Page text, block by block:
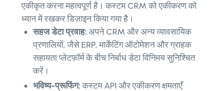
एकीकृत करना महत्वपूर्ण है। कस्टम CRM को एकीकरण को
ध्यान में रखकर डिज़ाइन किया गया है।
सहज डेटा प्रवाह: अपने CRM और अन्य व्यावसायिक
प्रणालियों, जैसे ERP, मार्केटिंग ऑटोमेशन और ग्राहक
सहायता प्लेटफ़ॉर्म के बीच निर्बाध डेटा विनिमय सुनिश्चित
करें।
भविष्य-प्रूफिंग:कस्टम API और एकीकरण क्षमताएँ